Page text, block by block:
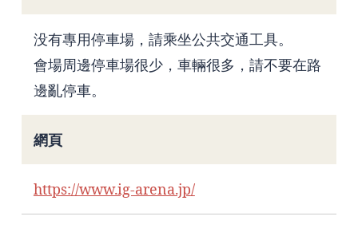
没有專用停車場，請乘坐公共交通工具。
會場周邊停車場很少，車輛很多，請不要在路
邊亂停車。
網頁
https://www.ig-arena.jp/